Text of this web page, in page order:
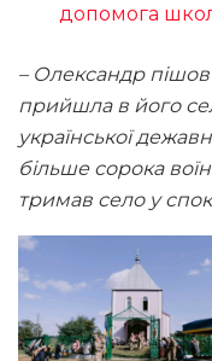
допомога
– Олександр
прийшла в його
української
більше сорока
тримав село у